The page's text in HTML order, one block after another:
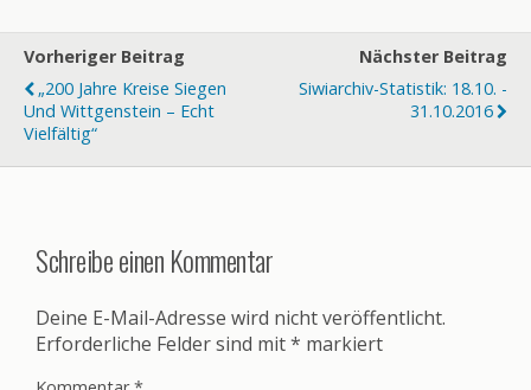
Vorheriger Beitrag
„200 Jahre Kreise Siegen
Und Wittgenstein – Echt
Vielfältig“
Nächster Beitrag
Siwiarchiv-Statistik: 18.10. -
31.10.2016
Schreibe einen Kommentar
Deine E-Mail-Adresse wird nicht veröffentlicht.
Erforderliche Felder sind mit* markiert